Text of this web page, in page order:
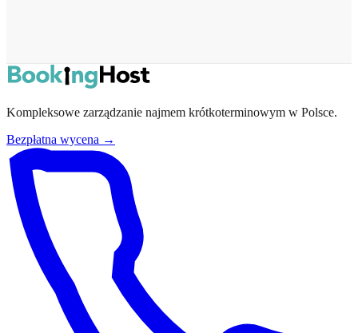
Kompleksowe zarządzanie najmem krótkoterminowym w Polsce.
Bezpłatna wycena →